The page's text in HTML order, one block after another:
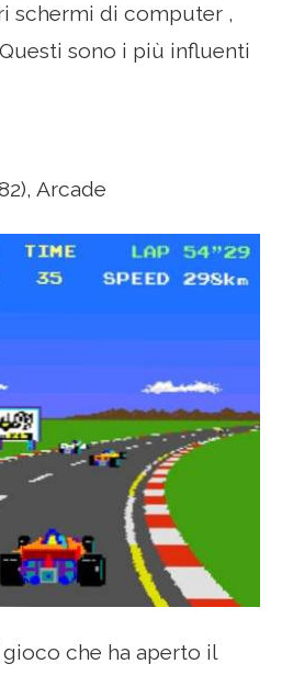
schermi di computer ,
sono i più influenti
Arcade
che ha aperto il